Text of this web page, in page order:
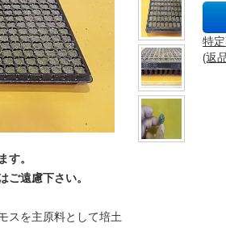
特
(返
。
遠慮下さい。
スを主原料として培土